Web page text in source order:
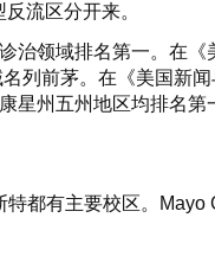
流区分开来。
领域排名第一。在
前茅。在《美国新
星州五州地区均排名第
都有主要校区。Mayo